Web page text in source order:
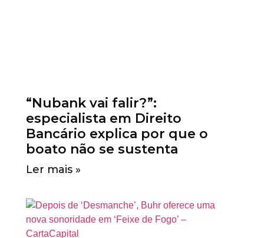
“Nubank vai falir?”:
especialista em Direito
Bancário explica por que o
boato não se sustenta
Ler mais »